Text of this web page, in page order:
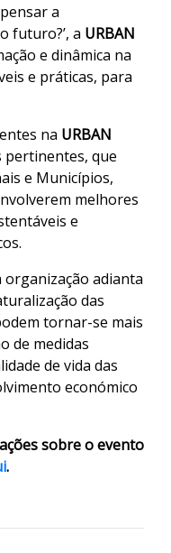
a
futuro?’, a URBAN
e dinâmica na
e práticas, para
na URBAN
pertinentes, que
e Municípios,
melhores
e
organização adianta
das
tornar-se mais
de medidas
de vida das
económico
sobre o evento
.